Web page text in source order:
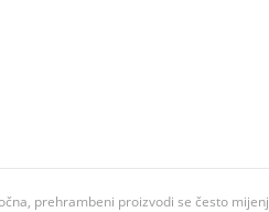
prehrambeni proizvodi se često